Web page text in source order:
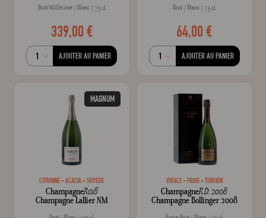
Brut Millésimé Blanc 75 cl
339,00 €
AJOUTER AU PANIER
Brut Blanc 75 cl
64,00 €
AJOUTER AU PANIER
MAGNUM
CITRONNÉ ACACIA SOYEUX
ChampagneR018
Champagne Lallier NM
VIVACE FRAIS TENSION
ChampagneR.D. 2008
Champagne Bollinger 2008